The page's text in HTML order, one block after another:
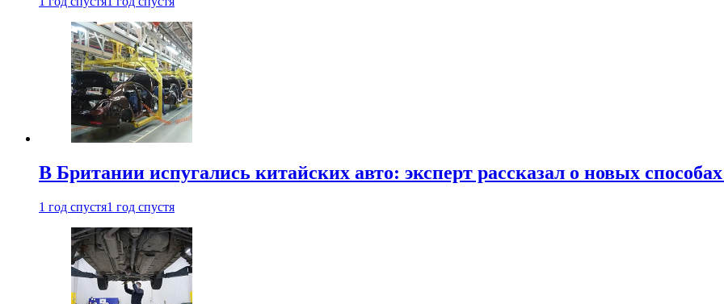
В Британии испугались китайских авто: эксперт рассказал о новых
1 год спустя1 год спустя